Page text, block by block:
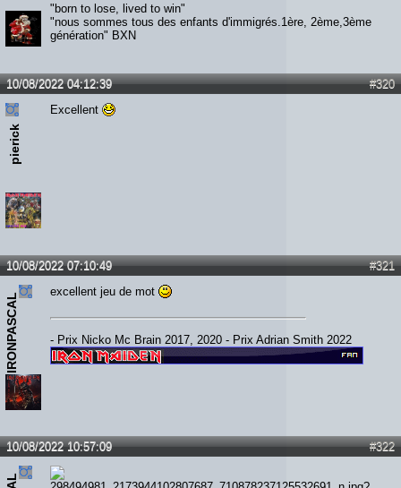
"born to lose, lived to win"
"nous sommes tous des enfants d'immigrés.1ère, 2ème,3ème
génération" BXN
#320
10/08/2022 04:12:39
pierick
Excellent
#321
10/08/2022 07:10:49
IRONPASCAL
excellent jeu de mot
- Prix Nicko Mc Brain 2017, 2020 - Prix Adrian Smith 2022
#322
10/08/2022 10:57:09